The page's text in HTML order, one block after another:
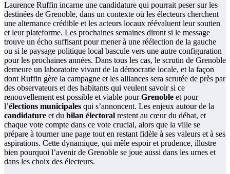
Laurence Ruffin incarne une candidature qui pourrait peser sur les
destinées de Grenoble, dans un contexte où les électeurs cherchent
une alternance crédible et les acteurs locaux réévaluent leur soutien
et leur plateforme. Les prochaines semaines diront si le message
trouve un écho suffisant pour mener à une réélection de la gauche
ou si le paysage politique local bascule vers une autre configuration
pour les prochaines années. Dans tous les cas, le scrutin de Grenoble
demeure un laboratoire vivant de la démocratie locale, et la façon
dont Ruffin gère la campagne et les alliances sera scrutée de près par
des observateurs et des habitants qui veulent savoir si ce
renouvellement est possible et viable pourGrenoble et pour
l’élections municipales qui s’annoncent. Les enjeux autour de la
candidature et du bilan électoral restent au cœur du débat, et
chaque vote compte dans ce vote crucial, alors que la ville se
prépare à tourner une page tout en restant fidèle à ses valeurs et à ses
aspirations. Cette dynamique, qui mêle espoir et prudence, illustre
bien pourquoi l’avenir de Grenoble se joue aussi dans les urnes et
dans les choix des électeurs.